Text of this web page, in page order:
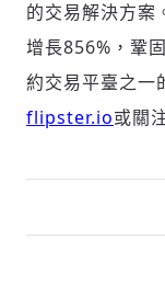
的交易解決方
增長856%，鞏
約交易平臺之一
flipster.io或關